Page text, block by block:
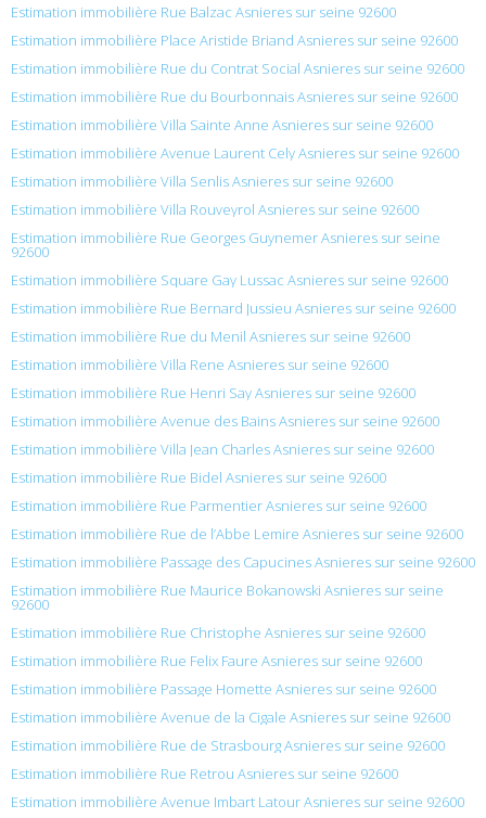
Estimation immobilière Rue Balzac Asnieres sur seine 92600
Estimation immobilière Place Aristide Briand Asnieres sur seine 92600
Estimation immobilière Rue du Contrat Social Asnieres sur seine 92600
Estimation immobilière Rue du Bourbonnais Asnieres sur seine 92600
Estimation immobilière Villa Sainte Anne Asnieres sur seine 92600
Estimation immobilière Avenue Laurent Cely Asnieres sur seine 92600
Estimation immobilière Villa Senlis Asnieres sur seine 92600
Estimation immobilière Villa Rouveyrol Asnieres sur seine 92600
Estimation immobilière Rue Georges Guynemer Asnieres sur seine
92600
Estimation immobilière Square Gay Lussac Asnieres sur seine 92600
Estimation immobilière Rue Bernard Jussieu Asnieres sur seine 92600
Estimation immobilière Rue du Menil Asnieres sur seine 92600
Estimation immobilière Villa Rene Asnieres sur seine 92600
Estimation immobilière Rue Henri Say Asnieres sur seine 92600
Estimation immobilière Avenue des Bains Asnieres sur seine 92600
Estimation immobilière Villa Jean Charles Asnieres sur seine 92600
Estimation immobilière Rue Bidel Asnieres sur seine 92600
Estimation immobilière Rue Parmentier Asnieres sur seine 92600
Estimation immobilière Rue de l’Abbe Lemire Asnieres sur seine 92600
Estimation immobilière Passage des Capucines Asnieres sur seine 92600
Estimation immobilière Rue Maurice Bokanowski Asnieres sur seine
92600
Estimation immobilière Rue Christophe Asnieres sur seine 92600
Estimation immobilière Rue Felix Faure Asnieres sur seine 92600
Estimation immobilière Passage Homette Asnieres sur seine 92600
Estimation immobilière Avenue de la Cigale Asnieres sur seine 92600
Estimation immobilière Rue de Strasbourg Asnieres sur seine 92600
Estimation immobilière Rue Retrou Asnieres sur seine 92600
Estimation immobilière Avenue Imbart Latour Asnieres sur seine 92600